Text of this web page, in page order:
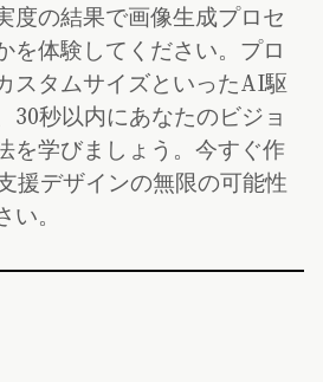
度の結果で画像生成プロセ
を体験してください。プロ
スタムサイズといったAI駆
30秒以内にあなたのビジョ
を学びましょう。今すぐ作
援デザインの無限の可能性
。